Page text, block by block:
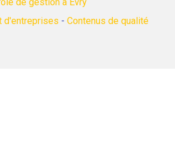
d'entreprises - Contenus de qualité